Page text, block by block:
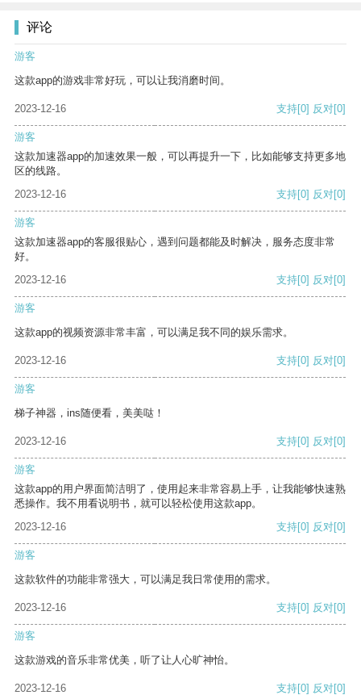
评论
游客
这款app的游戏非常好玩，可以让我消磨时间。
2023-12-16 支持[0] 反对[0]
游客
这款加速器app的加速效果一般，可以再提升一下，比如能够支持更多地
区的线路。
2023-12-16
支持[0] 反对[0]
游客
这款加速器app的客服很贴心，遇到问题都能及时解决，服务态度非常
好。
2023-12-16
支持[0] 反对[0]
游客
这款app的视频资源非常丰富，可以满足我不同的娱乐需求。
2023-12-16 支持[0] 反对[0]
游客
梯子神器，ins随便看，美美哒！
2023-12-16 支持[0] 反对[0]
游客
这款app的用户界面简洁明了，使用起来非常容易上手，让我能够快速熟
悉操作。我不用看说明书，就可以轻松使用这款app。
2023-12-16
支持[0] 反对[0]
游客
这款软件的功能非常强大，可以满足我日常使用的需求。
2023-12-16 支持[0] 反对[0]
游客
这款游戏的音乐非常优美，听了让人心旷神怡。
2023-12-16 支持[0] 反对[0]